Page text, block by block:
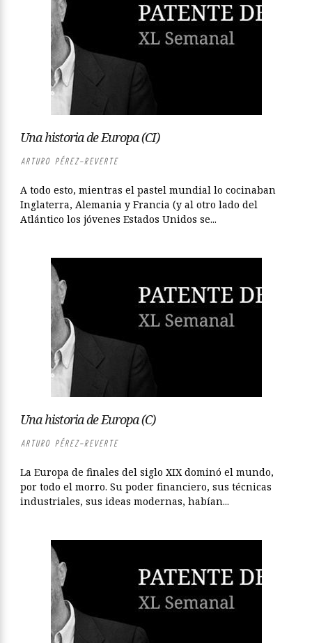
Una historia de Europa (CI)
ARTURO PÉREZ-REVERTE
A todo esto, mientras el pastel mundial lo cocinaban
Inglaterra, Alemania y Francia (y al otro lado del
Atlántico los jóvenes Estados Unidos se...
Una historia de Europa (C)
ARTURO PÉREZ-REVERTE
La Europa de finales del siglo XIX dominó el mundo,
por todo el morro. Su poder financiero, sus técnicas
industriales, sus ideas modernas, habían...